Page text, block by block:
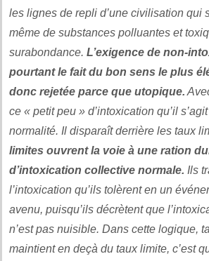
les lignes de repli d’une civilisation qui
même de substances polluantes et
surabondance. L’exigence de non-
pourtant le fait du bon sens le plus
donc rejetée parce que utopique.
ce « petit peu » d’intoxication qu’il
normalité. Il disparaît derrière les taux
limites ouvrent la voie à une ration
d’intoxication collective normale. Ils
l’intoxication qu’ils tolèrent en un
avenu, puisqu’ils décrètent que
n’est pas nuisible. Dans cette logique,
maintient en deçà du taux limite, c’est